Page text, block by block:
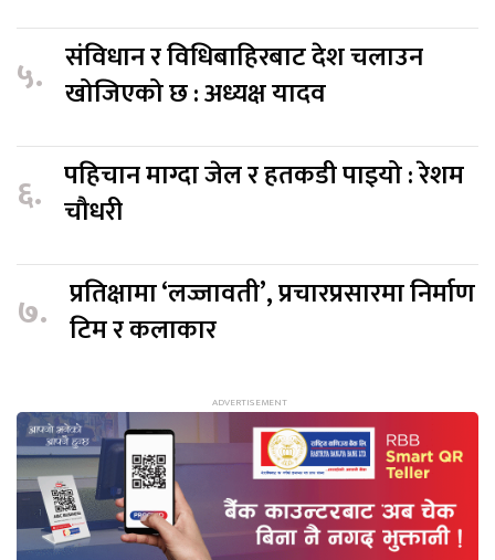
५. संविधान र विधिबाहिरबाट देश चलाउन
खोजिएको छ : अध्यक्ष यादव
६. पहिचान माग्दा जेल र हतकडी पाइयो : रेशम
चौधरी
७. प्रतिक्षामा ‘लज्जावती’, प्रचारप्रसारमा निर्माण
टिम र कलाकार